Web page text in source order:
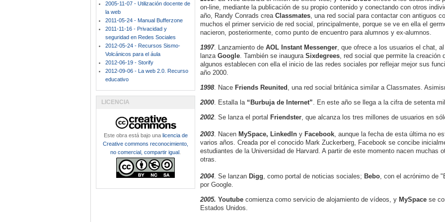
on-line, mediante la publicación de su propio contenido y conectando con otros
año, Randy Conrads crea Classmates, una red social para contactar con antiguos
muchos el primer servicio de red social, principalmente, porque se ve en ella el
nacieron, posteriormente, como punto de encuentro para alumnos y ex-alumnos.
1997. Lanzamiento de AOL Instant Messenger, que ofrece a los usuarios el chat,
lanza Google. También se inaugura Sixdegrees, red social que permite la creación
algunos establecen con ella el inicio de las redes sociales por reflejar mejor sus
año 2000.
1998. Nace Friends Reunited , una red social británica similar a Classmates.
2000. Estalla la “Burbuja de Internet”. En este año se llega a la cifra de setenta
2002. Se lanza el portal Friendster, que alcanza los tres millones de usuarios en
2003. Nacen MySpace, LinkedIn y Facebook, aunque la fecha de esta última no
varios años. Creada por el conocido Mark Zuckerberg, Facebook se concibe
estudiantes de la Universidad de Harvard. A partir de este momento nacen muchas
otras.
2004. Se lanzan Digg, como portal de noticias sociales; Bebo, con el acrónimo de
por Google.
2005. Youtube comienza como servicio de alojamiento de vídeos, y MySpace se
Estados Unidos.
2005-11-07 - Utilización docente de
la web
2011-05-24 - Manual Bufferzone
2011-11-16 - Privacidad y
seguridad en Redes Sociales
2012-05-24 - Recursos Sismo-
Volcánicos para el áula
2012-06-19 - Storify
2012-09-06 - La web 2.0. Recurso
educativo
LICENCIA
Este obra está bajo una licencia de
Creative commons reconocimiento,
no comercial, compartir igual